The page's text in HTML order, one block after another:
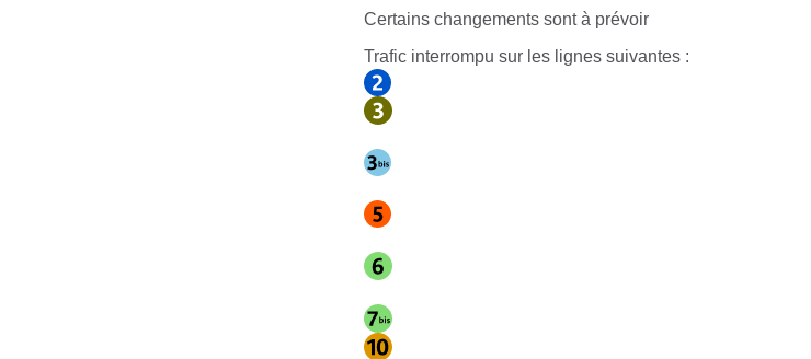
Certains changements sont à prévoir
Trafic interrompu sur les lignes suivantes :